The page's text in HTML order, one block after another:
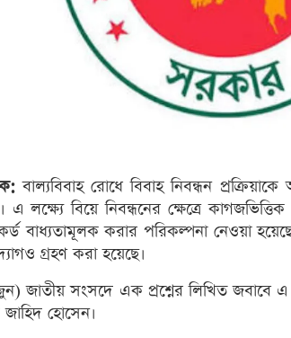
বাল্যবিবাহ রোধে বিবাহ নিবন্ধন
এ লক্ষ্যে বিয়ে নিবন্ধনের ক্ষেত্রে
বাধ্যতামূলক করার পরিকল্পনা নেওয়া
গ্রহণ করা হয়েছে।
জাতীয় সংসদে এক প্রশ্নের লিখিত জবাবে এ
হোসেন।